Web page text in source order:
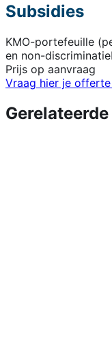
Subsidies
KMO-portefeuille
en non-
Prijs op aanvraag
Vraag hier je